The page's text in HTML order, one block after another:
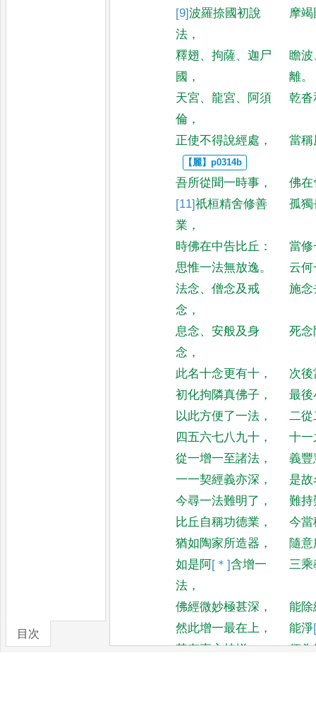
目次
[9]波羅捺 國初說
法 ，
摩
釋翅 、拘薩、迦尸
國 ，
瞻波
離。
天宮、龍宮、
阿須
倫 ，
乾沓
正使不得說經處 ， 當稱
吾所從聞一時事 ，
佛在
[11]祇桓精舍修善
業 ，
孤獨
時佛在中告比丘 ：
當修
思惟一法無放逸。
云
法念、僧念及戒
念 ，
施念
息念、安般及身
念 ，
死念
此名十念更有十 ，
次
初化拘隣真佛子 ，
最後
以此方便了一法 ，
二從
四五六七八九十 ，
十一
從一增一至諸法 ，
義豐
一一契經義亦深 ，
是
今尋一法難明了 ，
難持
比丘自稱功德業 ，
今當
猶如陶家所造器 ，
隨
如是阿 [＊]含增一
法 ，
三乘
佛經微妙極甚深 ，
能除
然此增一最在上 ， 能淨
其有專心持增一，
便為